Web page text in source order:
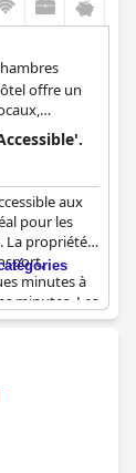
offre un
dans
lavabos de
Des
Braille sont
aux
pour les
La propriété
minutes à
minutes. Les
ou utiliser le
ait pas
et pas
aux
À
sont